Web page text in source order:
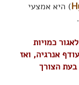
) היא אמצעי
כמויות
אנרגיה, ואז
בעת הצורך